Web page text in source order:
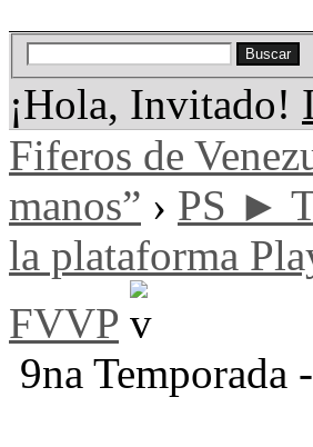
¡Hola, Invitado!
Fiferos de
manos” › PS ►
la plataforma
FVVP
9na Temporada